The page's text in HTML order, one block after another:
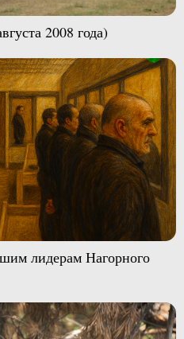
2008 года)
лидерам Нагорного